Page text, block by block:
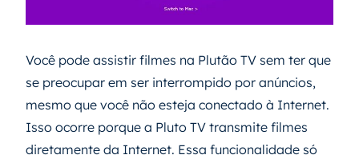
Você pode assistir filmes na Plutão TV sem ter que
se preocupar em ser interrompido por anúncios,
mesmo que você não esteja conectado à Internet.
Isso ocorre porque a Pluto TV transmite filmes
diretamente da Internet. Essa funcionalidade só